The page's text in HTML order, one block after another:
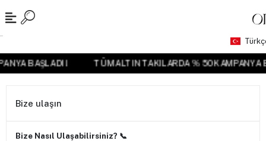
BAŞLADI ! TÜM ALTIN TAKILARDA % 50
Bize ulaşın
Bize Nasıl Ulaşabilirsiniz? 📞